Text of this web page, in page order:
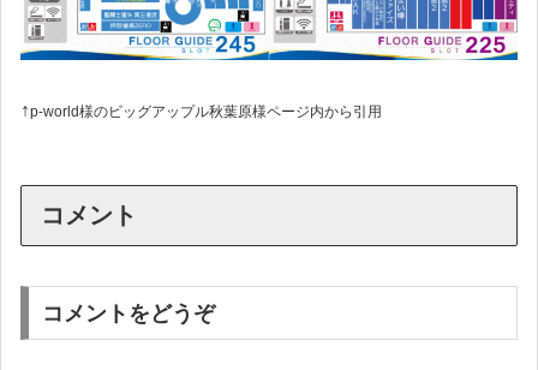
↑p-world様のビッグアップル秋葉原様ページ内から引用
コメント
コメントをどうぞ